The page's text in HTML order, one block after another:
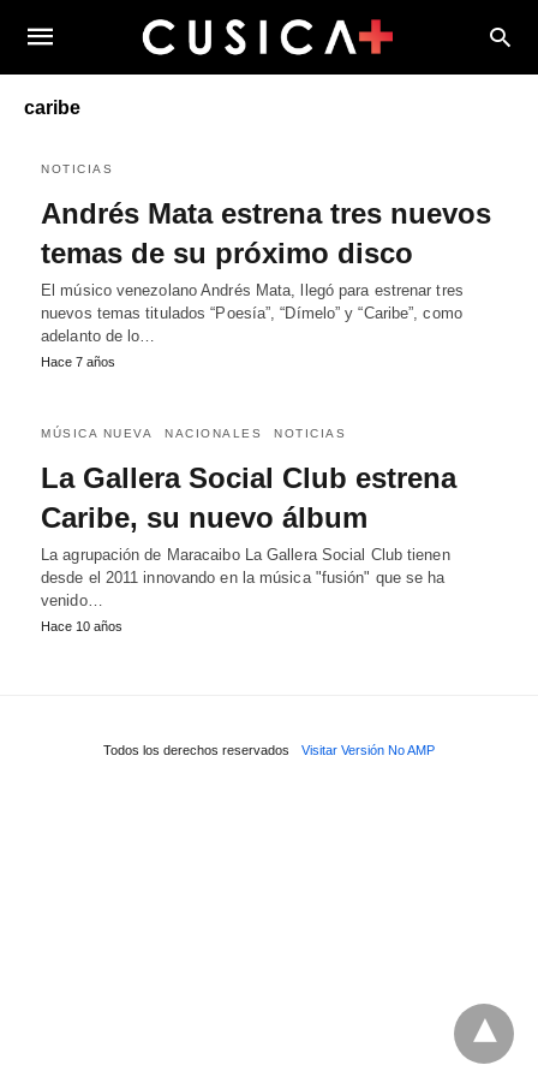
caribe
NOTICIAS
Andrés Mata estrena tres nuevos
temas de su próximo disco
El músico venezolano Andrés Mata, llegó para estrenar tres
nuevos temas titulados “Poesía”, “Dímelo” y “Caribe”, como
adelanto de lo…
Hace 7 años
MÚSICA NUEVA NACIONALES NOTICIAS
La Gallera Social Club estrena
Caribe, su nuevo álbum
La agrupación de Maracaibo La Gallera Social Club tienen
desde el 2011 innovando en la música "fusión" que se ha
venido…
Hace 10 años
Todos los derechos reservados Visitar Versión No AMP